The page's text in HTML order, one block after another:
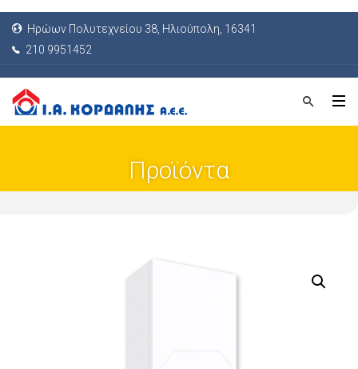
Ηρώων Πολυτεχνείου 38, Ηλιούπολη, 16341
210 9951452
Προϊόντα